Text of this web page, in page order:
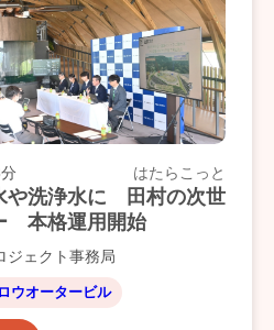
はたらこっと
や洗浄水に 田村の次世
本格運用開始
ジェクト事務局
ウオータービル